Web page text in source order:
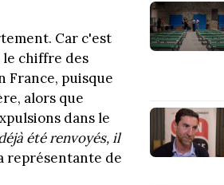
Car c'est
le chiffre des
France, puisque
alors que
dans le
été renvoyés, il
représentante de